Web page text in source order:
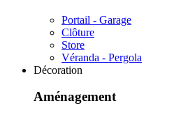
Portail - Garage
Clôture
Store
Véranda - Pergola
Décoration
Aménagement